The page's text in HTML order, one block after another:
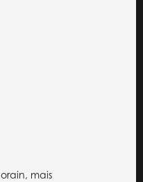
mais